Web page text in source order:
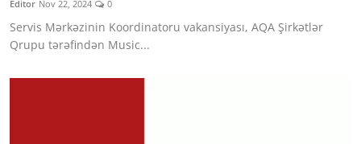
Editor Nov 22, 2024 0
Servis Mərkəzinin Koordinatoru vakansiyası, AQA Şirkətlər
Qrupu tərəfindən Music...